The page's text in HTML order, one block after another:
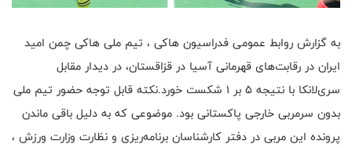
به گزارش روابط عمومی فدراسیون هاکی ، تیم ملی هاکی چمن امید
ایران در رقابت‌های قهرمانی آسیا در قزاقستان، در دیدار مقابل
سری‌لانکا با نتیجه ۵ بر ۱ شکست خورد.نکته قابل توجه حضور تیم ملی
بدون سرمربی خارجی پاکستانی بود. موضوعی که به دلیل باقی ماندن
پرونده این مربی در دفتر کارشناسان برنامه‌ریزی و نظارت وزارت ورزش ،